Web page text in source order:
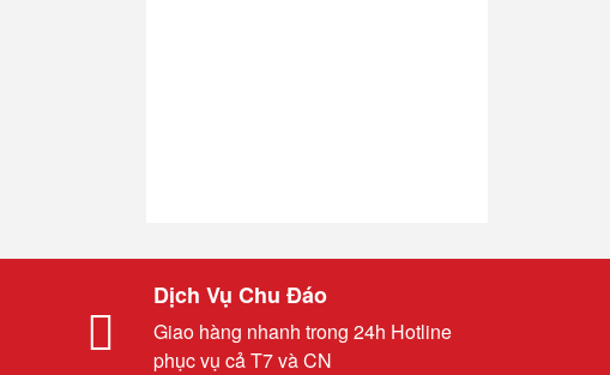
Dịch Vụ Chu Đáo
Giao hàng nhanh trong 24h Hotline
phục vụ cả T7 và CN